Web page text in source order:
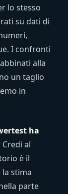
lo stesso
su dati di
I confronti
alla
un taglio
in
ha
Credi al
è il
stima
parte